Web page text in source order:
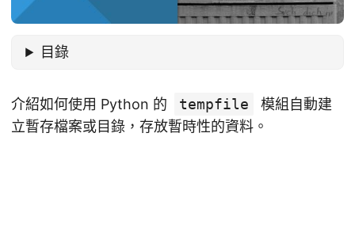
目錄
介紹如何使用 Python 的 tempfile
模組自動建
立暫存檔案或目錄，存放暫時性的資料。